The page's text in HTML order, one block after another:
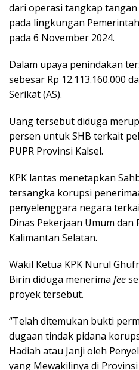
dari operasi tangkap tangan
pada lingkungan
pada 6 November 2024.
Dalam upaya penindakan
sebesar Rp 12.113.160.000
Serikat (AS).
Uang tersebut diduga
persen untuk SHB terkait
PUPR Provinsi Kalsel.
KPK lantas menetapkan
tersangka korupsi
penyelenggara negara
Dinas Pekerjaan Umum dan
Kalimantan Selatan.
Wakil Ketua KPK Nurul
Birin diduga menerima fee
proyek tersebut.
“Telah ditemukan bukti
dugaan tindak pidana
Hadiah atau Janji oleh
yang Mewakilinya di